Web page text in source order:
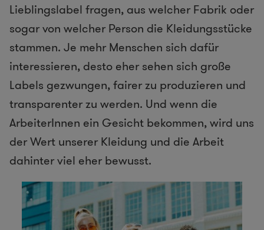
Lieblingslabel fragen, aus welcher Fabrik oder
sogar von welcher Person die Kleidungsstücke
stammen. Je mehr Menschen sich dafür
interessieren, desto eher sehen sich große
Labels gezwungen, fairer zu produzieren und
transparenter zu werden. Und wenn die
ArbeiterInnen ein Gesicht bekommen, wird uns
der Wert unserer Kleidung und die Arbeit
dahinter viel eher bewusst.